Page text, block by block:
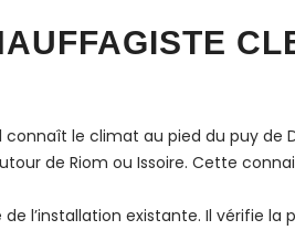
le climat au pied du puy
de Riom ou Issoire. Cette
l’installation existante. Il vérifie